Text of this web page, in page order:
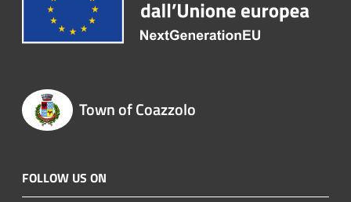
Town of Coazzolo
FOLLOW US ON